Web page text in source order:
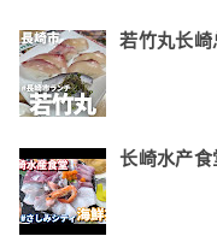
若竹丸长崎
长崎水产食